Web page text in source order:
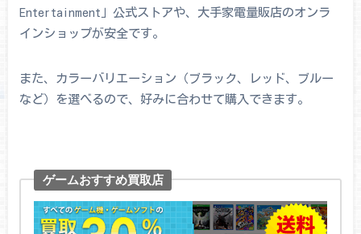
Entertainment」公式ストアや、大手家電量販店のオンラ
インショップが安全です。
また、カラーバリエーション（ブラック、レッド、ブルー
など）を選べるので、好みに合わせて購入できます。
ゲームおすすめ買取店